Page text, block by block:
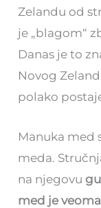
Zelandu od
je „blagom“
Danas je to
Novog
polako
Manuka med
meda.
na njegovu
med je